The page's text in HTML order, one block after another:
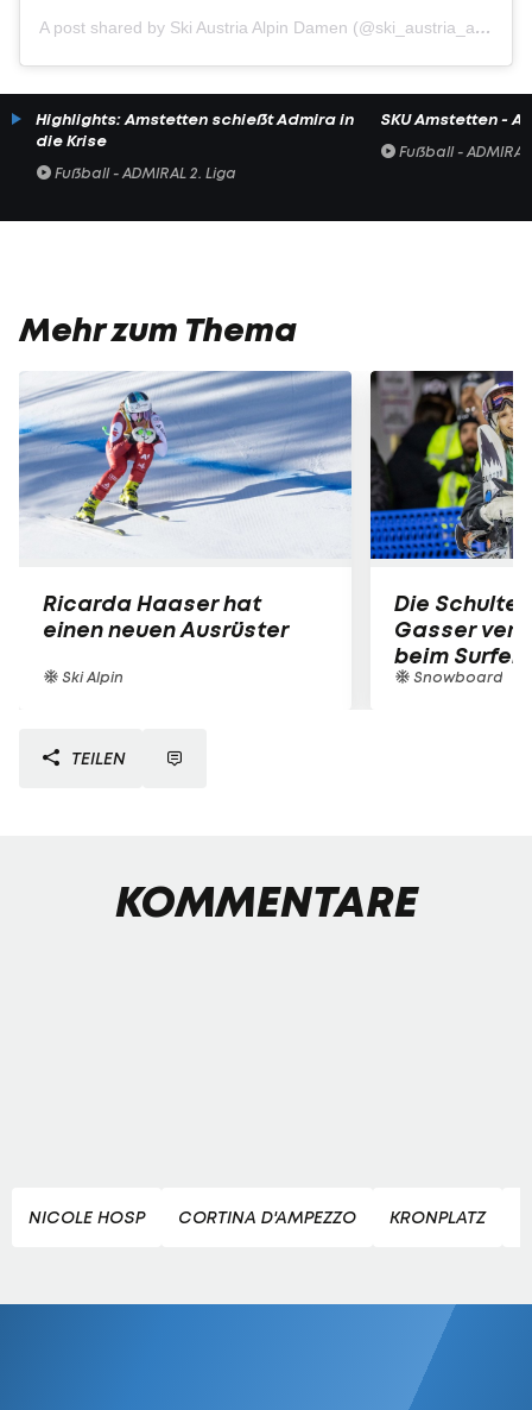
A post shared by Ski Austria Alpin Damen (@ski_austria_alpin_damen)
Highlights: Amstetten schießt Admira in
die Krise
Fußball - ADMIRAL 2. Liga
SKU Amstetten -
Fußball -
Mehr zum Thema
Ricarda Haaser hat
einen neuen Ausrüster
Ski Alpin
Die
Gasser
beim Surfen
Snowboard
TEILEN
KOMMENTARE
NICOLE HOSP CORTINA D'AMPEZZO KRONPLATZ